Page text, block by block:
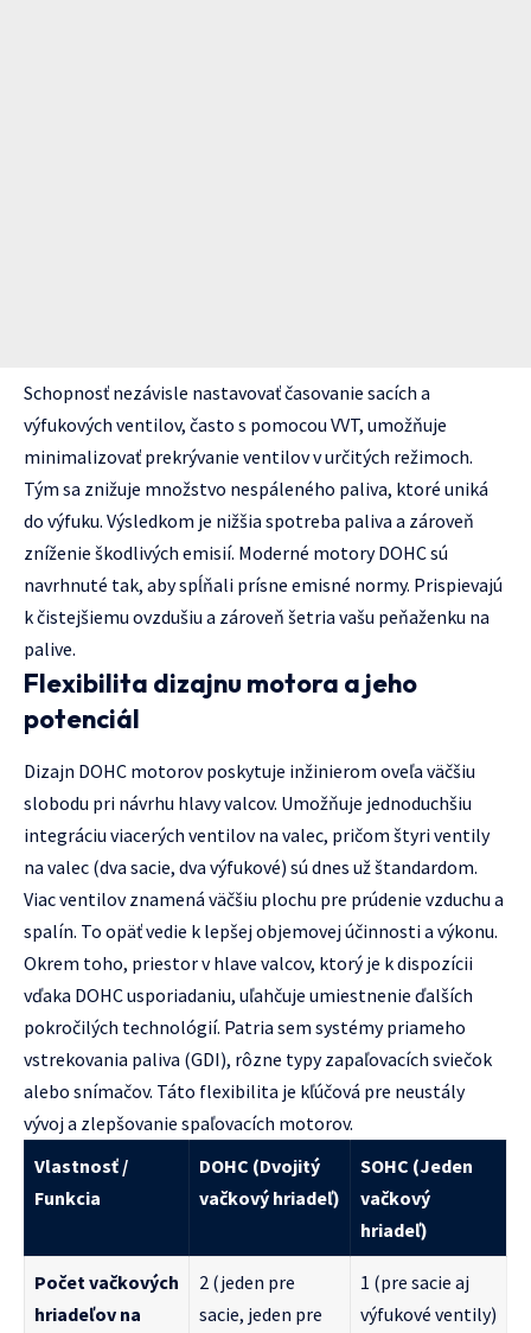
Schopnosť nezávisle nastavovať časovanie sacích a
výfukových ventilov, často s pomocou VVT, umožňuje
minimalizovať prekrývanie ventilov v určitých režimoch.
Tým sa znižuje množstvo nespáleného paliva, ktoré uniká
do výfuku. Výsledkom je nižšia spotreba paliva a zároveň
zníženie škodlivých emisií. Moderné motory DOHC sú
navrhnuté tak, aby spĺňali prísne emisné normy. Prispievajú
k čistejšiemu ovzdušiu a zároveň šetria vašu peňaženku na
palive.
Flexibilita dizajnu motora a jeho
potenciál
Dizajn DOHC motorov poskytuje inžinierom oveľa väčšiu
slobodu pri návrhu hlavy valcov. Umožňuje jednoduchšiu
integráciu viacerých ventilov na valec, pričom štyri ventily
na valec (dva sacie, dva výfukové) sú dnes už štandardom.
Viac ventilov znamená väčšiu plochu pre prúdenie vzduchu a
spalín. To opäť vedie k lepšej objemovej účinnosti a výkonu.
Okrem toho, priestor v hlave valcov, ktorý je k dispozícii
vďaka DOHC usporiadaniu, uľahčuje umiestnenie ďalších
pokročilých technológií. Patria sem systémy priameho
vstrekovania paliva (GDI), rôzne typy zapaľovacích sviečok
alebo snímačov. Táto flexibilita je kľúčová pre neustály
vývoj a zlepšovanie spaľovacích motorov.
Vlastnosť /
Funkcia
DOHC (Dvojitý
vačkový hriadeľ)
SOHC (Jeden
vačkový
hriadeľ)
Počet vačkových
hriadeľov na
2 (jeden pre
sacie, jeden pre
1 (pre sacie aj
výfukové ventily)